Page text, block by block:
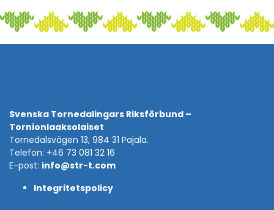
Svenska Tornedalingars Riksförbund –
Tornionlaaksolaiset
Tornedalsvägen 13, 984 31 Pajala.
Telefon: +46 73 081 32 16
E-post: info@str-t.com
Integritetspolicy